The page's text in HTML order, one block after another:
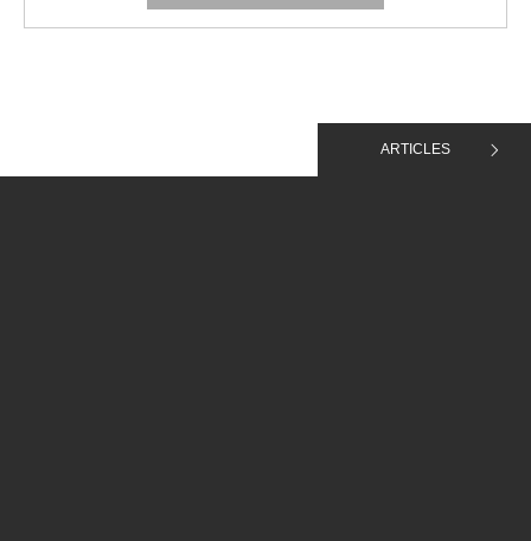
ARTICLES